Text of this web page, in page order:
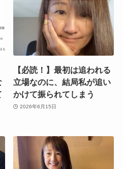
【必読！】最初は追われる
立場なのに、結局私が追い
かけて振られてしまう
2026年6月15日